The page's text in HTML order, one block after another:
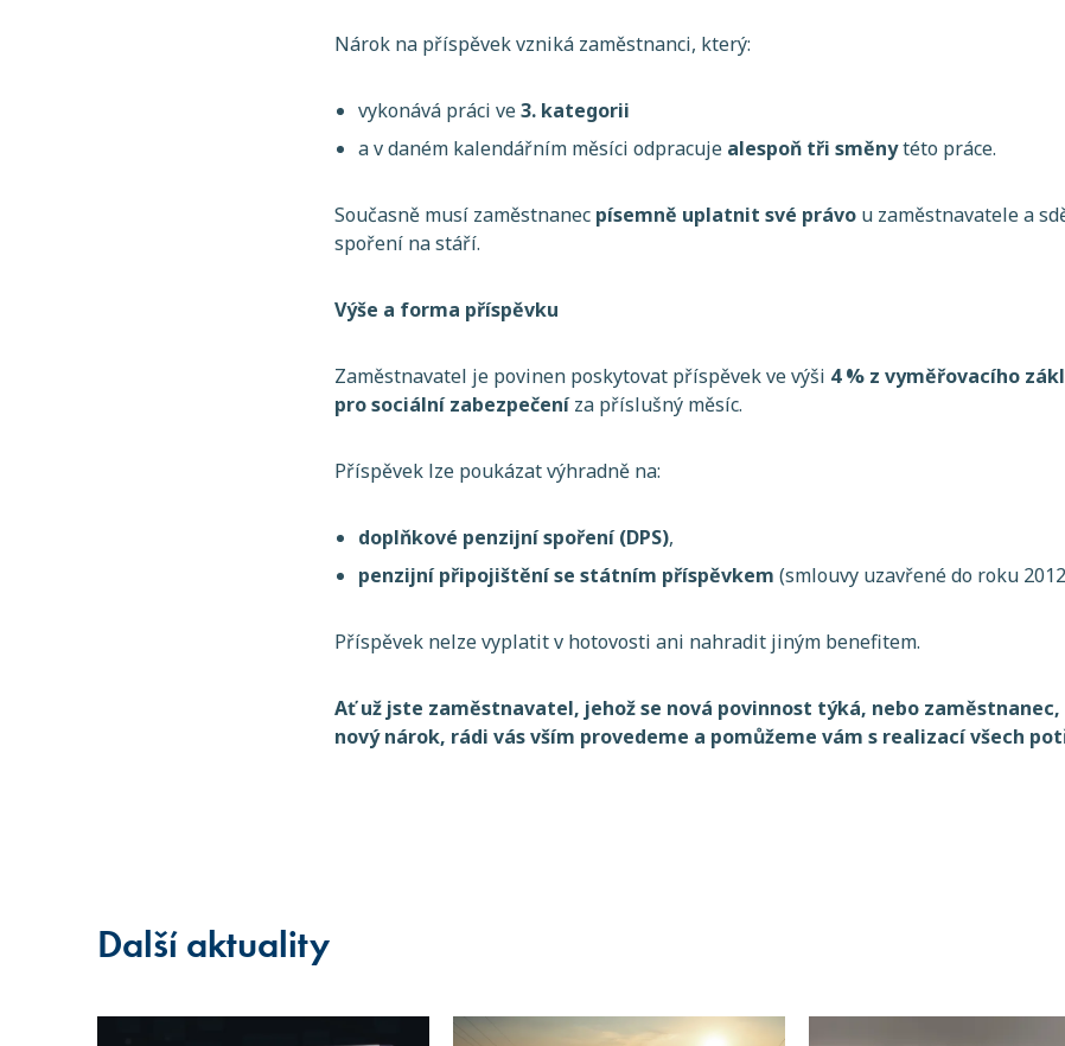
Nárok na příspěvek vzniká zaměstnanci, který:
vykonává práci ve3. kategorii
a v daném kalendářním měsíci odpracuje alespoň tři směnytéto práce.
Současně musí zaměstnanec písemně uplatnit své právo u zaměstnavatele a
spoření na stáří.
Výše a forma příspěvku
Zaměstnavatel je povinen poskytovat příspěvek ve výši 4 % z vyměřovacího
pro sociální zabezpečeníza příslušný měsíc.
Příspěvek lze poukázat výhradně na:
doplňkové penzijní spoření (DPS),
penzijní připojištění se státním příspěvkem (smlouvy uzavřené do roku
Příspěvek nelze vyplatit v hotovosti ani nahradit jiným benefitem.
Ať už jste zaměstnavatel, jehož se nová povinnost týká, nebo
nový nárok, rádi vás vším provedeme a pomůžeme vám s realizací všech
Další aktuality